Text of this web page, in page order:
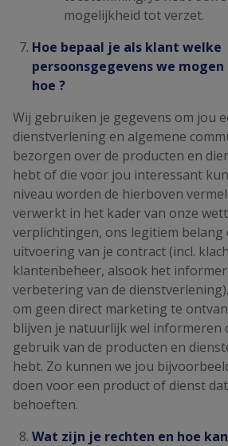
mogelijkheid tot verzet.
Hoe bepaal je als klant welke
persoonsgegevens we
hoe ?
Wij gebruiken je gegevens om jou
dienstverlening en algemene
bezorgen over de producten en
hebt of die voor jou interessant
niveau worden de hierboven
verwerkt in het kader van onze
verplichtingen, ons legitiem belang
uitvoering van je contract (incl.
klantenbeheer, alsook het
verbetering van de
om geen direct marketing te
blijven je natuurlijk wel informeren
gebruik van de producten en
hebt. Zo kunnen we jou
doen voor een product of dienst
behoeften.
Wat zijn je rechten en hoe